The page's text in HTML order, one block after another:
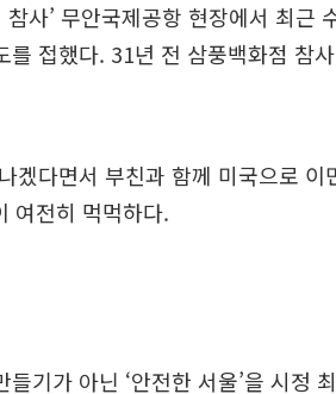
사’ 무안국제공항 현장에서 최근
접했다. 31년 전 삼풍백화점 참
겠다면서 부친과 함께 미국으로 이
여전히 먹먹하다.
기가 아닌 ‘안전한 서울’을 시정